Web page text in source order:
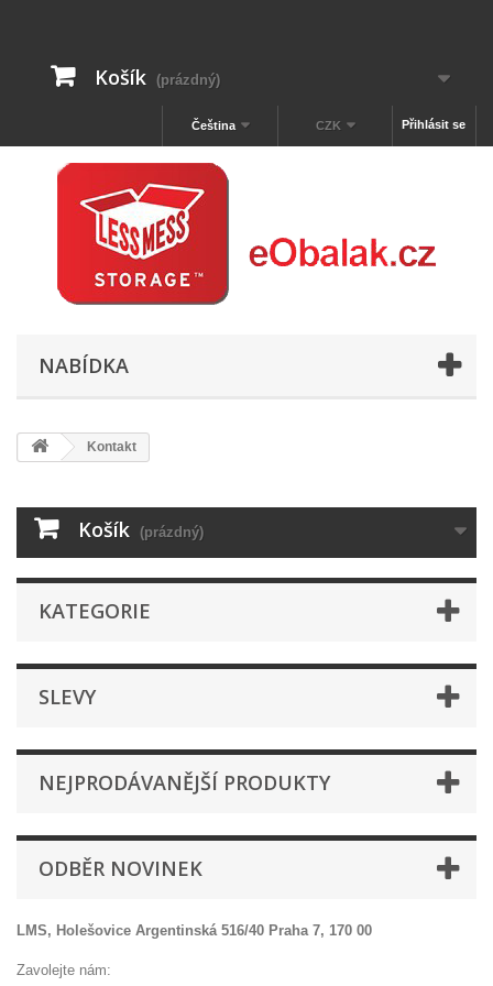
Košík (prázdný)
Přihlásit se
CZK
Čeština
NABÍDKA
Kontakt
Košík (prázdný)
KATEGORIE
SLEVY
NEJPRODÁVANĚJŠÍ PRODUKTY
ODBĚR NOVINEK
LMS, Holešovice Argentinská 516/40 Praha 7, 170 00
Zavolejte nám: